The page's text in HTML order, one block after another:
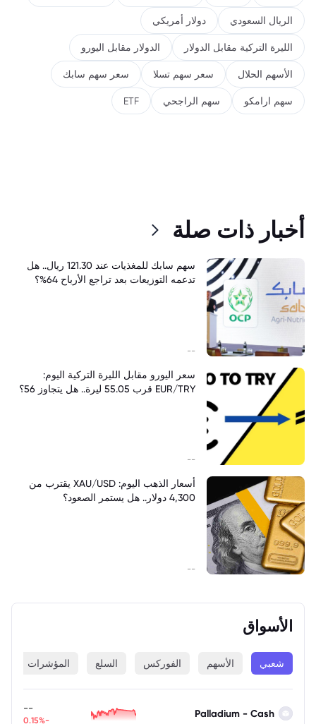
الأسواق
شعبي الأسهم الفوركس السلع المؤشرات
Palladium - Cash
--
-0.15%
الريال السعودي دولار أمريكي
الليرة التركية مقابل الدولار الدولار مقابل اليورو
الأسهم الحلال سعر سهم تسلا سعر سهم سابك
سهم ارامكو سهم الراجحي ETF
أخبار ذات صلة
سهم سابك للمغذيات عند 121.30 ريال.. هل
تدعمه التوزيعات بعد تراجع الأرباح 64%؟
--
سعر اليورو مقابل الليرة التركية اليوم:
EUR/TRY قرب 55.05 ليرة.. هل يتجاوز 56؟
--
أسعار الذهب اليوم: XAU/USD يقترب من
4,300 دولار.. هل يستمر الصعود؟
--